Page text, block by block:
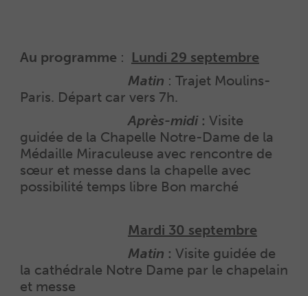
Au programme : Lundi 29 septembre
Matin : Trajet Moulins-
Paris. Départ car vers 7h.
:Après-midi: Visite
guidée de la Chapelle Notre-Dame de la
Médaille Miraculeuse avec rencontre de
sœur et messe dans la chapelle avec
possibilité temps libre Bon marché
Mardi 30 septembre
Matin : Visite guidée de
la cathédrale Notre Dame par le chapelain
et messe